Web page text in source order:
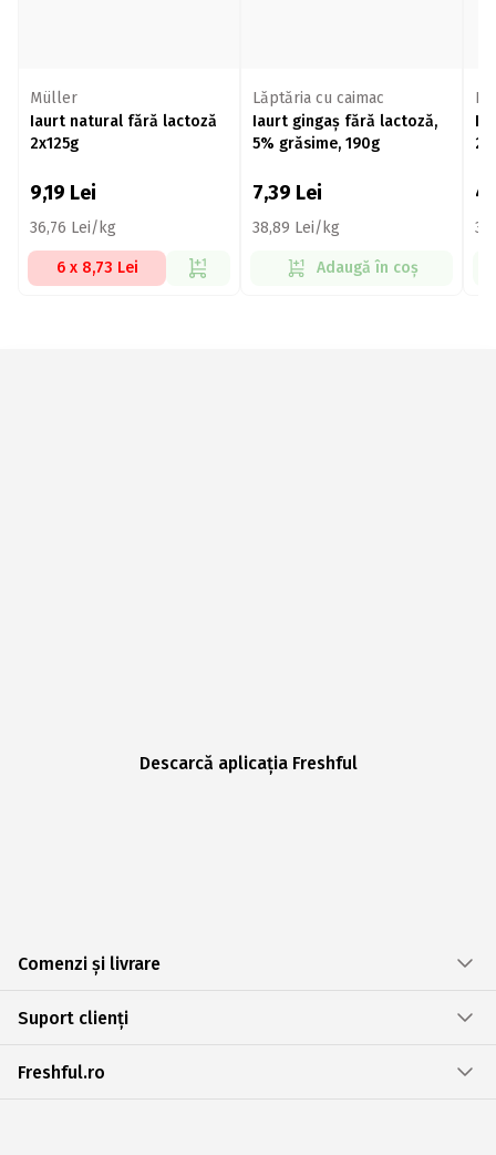
Müller
Iaurt natural fără lactoză
2x125g
9,19 Lei
36,76 Lei/kg
6 x 8,73 Lei
Lăptăria cu caimac
Iaurt gingaș fără lactoză,
5% grăsime, 190g
7,39 Lei
38,89 Lei/kg
Adaugă în coș
Descarcă aplicația Freshful
Comenzi și livrare
Suport clienți
Freshful.ro